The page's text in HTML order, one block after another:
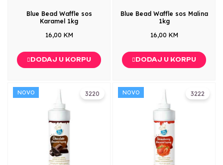
Blue Bead Waffle sos
Karamel 1kg
16,00 KM
DODAJ U KORPU
Blue Bead Waffle sos Malina
1kg
16,00 KM
DODAJ U KORPU
3220
NOVO 3222
NOVO